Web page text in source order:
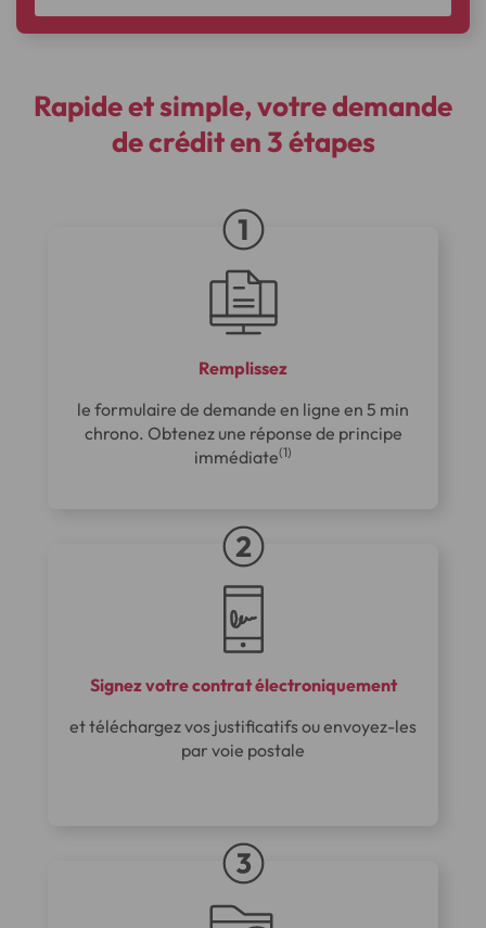
Rapide et simple, votre demande
de crédit en 3 étapes
Remplissez
le formulaire de demande en ligne en 5 min
chrono. Obtenez une réponse de principe
immédiate(1)
Signez votre contrat électroniquement
et téléchargez vos justificatifs ou envoyez-les
par voie postale